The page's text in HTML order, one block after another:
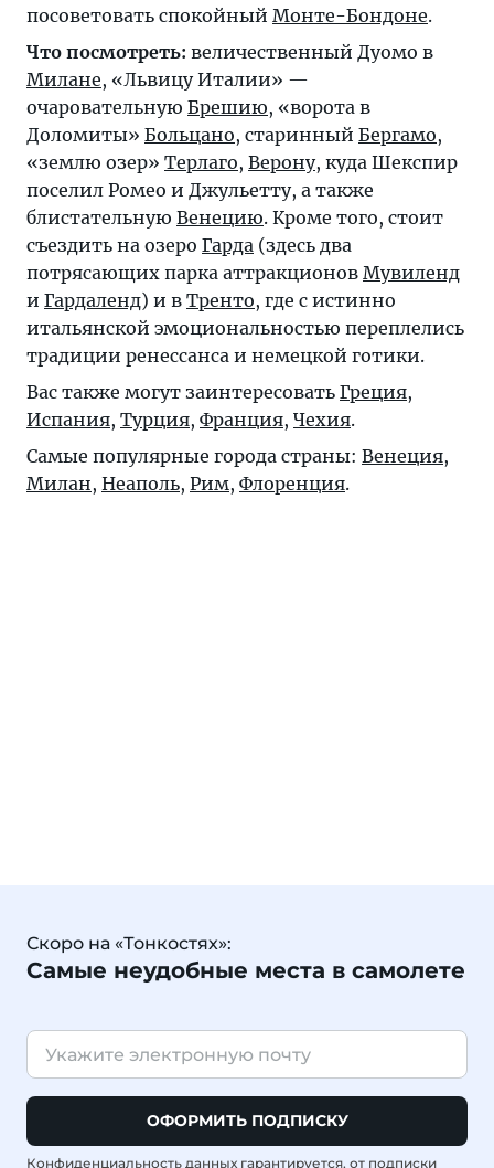
посоветовать спокойный Монте-Бондоне.
Что посмотреть: величественный Дуомо в
Милане, «Львицу Италии» —
очаровательную Брешию, «ворота в
Доломиты» Больцано, старинный Бергамо,
«землю озер» Терлаго, Верону, куда Шекспир
поселил Ромео и Джульетту, а также
блистательную Венецию. Кроме того, стоит
съездить на озеро Гарда (здесь два
потрясающих парка аттракционов Мувиленд
и Гардаленд) и в Тренто, где с истинно
итальянской эмоциональностью переплелись
традиции ренессанса и немецкой готики.
Вас также могут заинтересовать Греция,
Испания, Турция, Франция, Чехия.
Самые популярные города страны: Венеция,
Милан, Неаполь, Рим, Флоренция.
Скоро на «Тонкостях»:
Самые неудобные места в самолете
ОФОРМИТЬ ПОДПИСКУ
Конфиденциальность данных гарантируется, от подписки